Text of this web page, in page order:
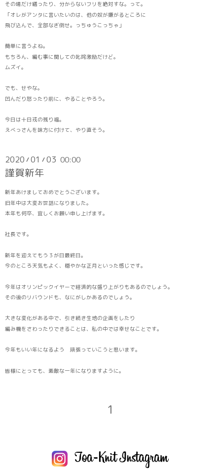
その場だけ繕ったり、分からないフリを絶対すな。って。
「オレがアンタに言いたいのは、他の奴が嫌がるところに
飛び込んで、全部なぎ倒せ。っちゅうこっちゃ」
簡単に言うよね。
もちろん、編む事に関しての叱咤激励だけど。
ムズイ。
でも、せやな。
凹んだり怒ったり前に、やることやろう。
今日は十日戎の残り福。
えべっさんを味方に付けて、やり直そう。
2020 /01 /03 00:00
謹賀新年
新年あけましておめでとうございます。
旧年中は大変お世話になりました。
本年も何卒、宜しくお願い申し上げます。
社長です。
新年を迎えてもう３が日最終日。
今のところ天気もよく、穏やかな正月といった感じです。
今年はオリンピックイヤーで経済的な盛り上がりもあるのでしょう。
その後のリバウンドも、なにがしかあるのでしょう。
大きな変化がある中で、引き続き生地の企画をしたり
編み機をさわったりできることは、私の中では幸せなことです。
今年もいい年になるよう 頑張っていこうと思います。
皆様にとっても、素敵な一年になりますように。
1